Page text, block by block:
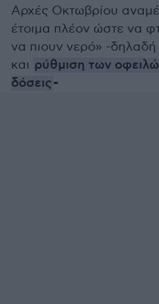
Αρχές Οκτωβρίου
έτοιμα πλέον ώστε να
να πιουν νερό» -
και ρύθμιση των
δόσεις-